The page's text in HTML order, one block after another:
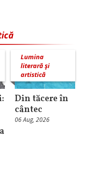
Lumina
literară şi
artistică
Din tăcere în
cântec
06 Aug, 2026